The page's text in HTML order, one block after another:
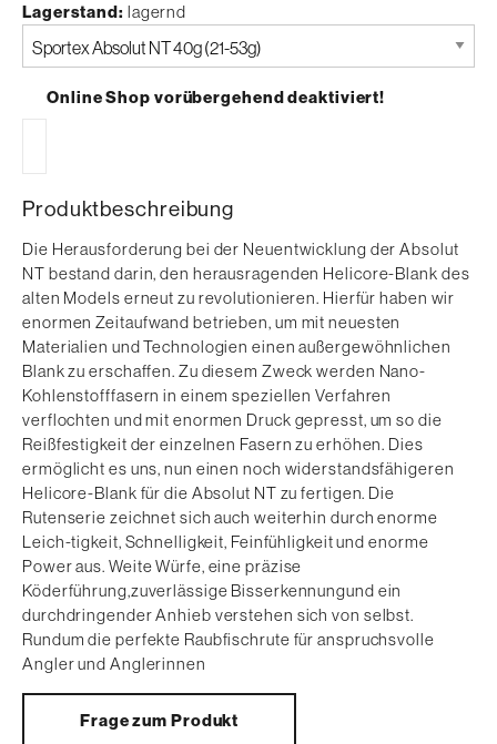
Lagerstand lagernd
Bitte
auswählen
Online Shop vorübergehend deaktiviert!
Produktbeschreibung
Die Herausforderung bei der Neuentwicklung der Absolut
NT bestand darin, den herausragenden Helicore-Blank des
alten Models erneut zu revolutionieren. Hierfür haben wir
enormen Zeitaufwand betrieben, um mit neuesten
Materialien und Technologien einen außergewöhnlichen
Blank zu erschaffen. Zu diesem Zweck werden Nano-
Kohlenstofffasern in einem speziellen Verfahren
verflochten und mit enormen Druck gepresst, um so die
Reißfestigkeit der einzelnen Fasern zu erhöhen. Dies
ermöglicht es uns, nun einen noch widerstandsfähigeren
Helicore-Blank für die Absolut NT zu fertigen. Die
Rutenserie zeichnet sich auch weiterhin durch enorme
Leich-tigkeit, Schnelligkeit, Feinfühligkeit und enorme
Power aus. Weite Würfe, eine präzise
Köderführung,zuverlässige Bisserkennungund ein
durchdringender Anhieb verstehen sich von selbst.
Rundum die perfekte Raubfischrute für anspruchsvolle
Angler und Anglerinnen
Frage zum Produkt